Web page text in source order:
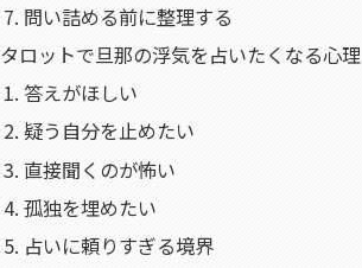
問い詰める前に整理する
タロットで旦那の浮気を占いたくなる心理
答えがほしい
疑う自分を止めたい
直接聞くのが怖い
孤独を埋めたい
占いに頼りすぎる境界